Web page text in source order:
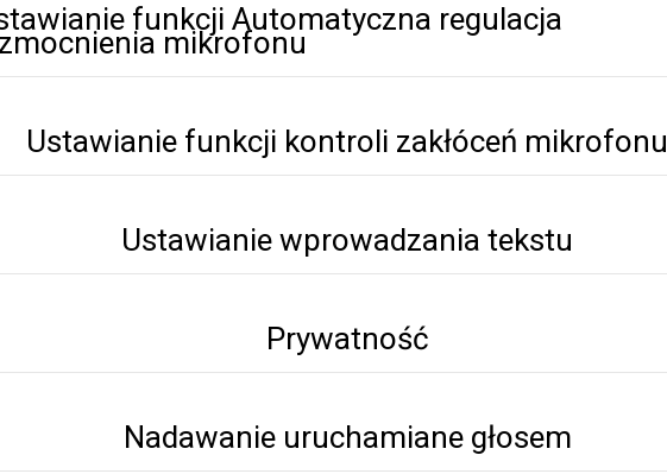
funkcji Automatyczna regulacja
mikrofonu
Ustawianie funkcji kontroli zakłóceń mikrofonu
Ustawianie wprowadzania tekstu
Prywatność
Nadawanie uruchamiane głosem